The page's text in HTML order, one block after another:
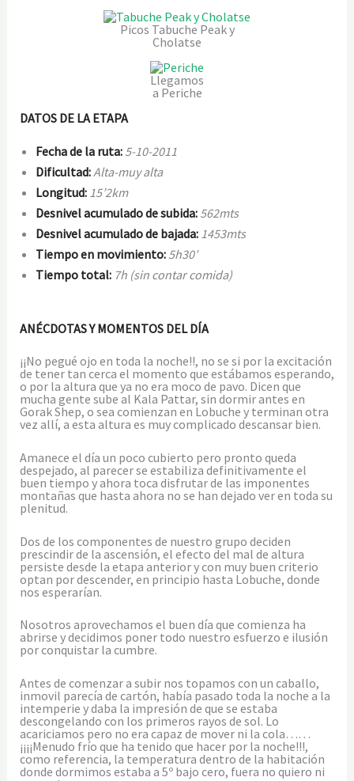
Picos Tabuche Peak y
Cholatse
Llegamos
a Periche
DATOS DE LA ETAPA
Fecha de la ruta: 5-10-2011
Dificultad: Alta-muy alta
Longitud: 15’2km
Desnivel acumulado de subida: 562mts
Desnivel acumulado de bajada: 1453mts
Tiempo en movimiento: 5h30′
Tiempo total: 7h (sin contar comida)
ANÉCDOTAS Y MOMENTOS DEL DÍA
¡¡No pegué ojo en toda la noche!!, no se si por la excitación
de tener tan cerca el momento que estábamos esperando,
o por la altura que ya no era moco de pavo. Dicen que
mucha gente sube al Kala Pattar, sin dormir antes en
Gorak Shep, o sea comienzan en Lobuche y terminan otra
vez allí, a esta altura es muy complicado descansar bien.
Amanece el día un poco cubierto pero pronto queda
despejado, al parecer se estabiliza definitivamente el
buen tiempo y ahora toca disfrutar de las imponentes
montañas que hasta ahora no se han dejado ver en toda su
plenitud.
Dos de los componentes de nuestro grupo deciden
prescindir de la ascensión, el efecto del mal de altura
persiste desde la etapa anterior y con muy buen criterio
optan por descender, en principio hasta Lobuche, donde
nos esperarían.
Nosotros aprovechamos el buen día que comienza ha
abrirse y decidimos poner todo nuestro esfuerzo e ilusión
por conquistar la cumbre.
Antes de comenzar a subir nos topamos con un caballo,
inmovil parecía de cartón, había pasado toda la noche a la
intemperie y daba la impresión de que se estaba
descongelando con los primeros rayos de sol. Lo
acariciamos pero no era capaz de mover ni la cola……
¡¡¡¡Menudo frío que ha tenido que hacer por la noche!!!,
como referencia, la temperatura dentro de la habitación
donde dormimos estaba a 5º bajo cero, fuera no quiero ni